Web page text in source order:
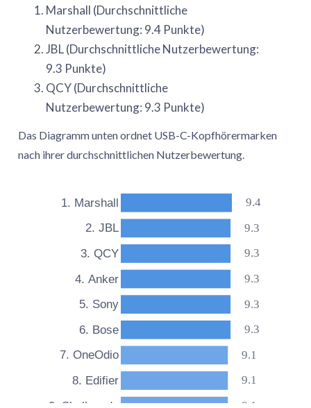
Marshall (Durchschnittliche
Nutzerbewertung: 9.4 Punkte)
JBL (Durchschnittliche Nutzerbewertung:
9.3 Punkte)
QCY (Durchschnittliche
Nutzerbewertung: 9.3 Punkte)
Das Diagramm unten ordnet USB-C-Kopfhörermarken
nach ihrer durchschnittlichen Nutzerbewertung.
1. Marshall
2. JBL
3. QCY
4. Anker
5. Sony
6. Bose
7. OneOdio
8. Edifier
9.4
9.3
9.3
9.3
9.3
9.3
9.1
9.1